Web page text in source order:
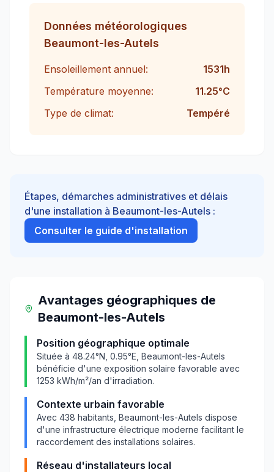
Données météorologiques
Beaumont-les-Autels
Ensoleillement annuel: 1531h
Température moyenne:
11.25°C
Type de climat:
Tempéré
Étapes, démarches administratives et délais
d'une installation à Beaumont-les-Autels :
Consulter le guide d'installation
Avantages géographiques de
Beaumont-les-Autels
Position géographique optimale
Située à 48.24°N, 0.95°E, Beaumont-les-Autels
bénéficie d'une exposition solaire favorable avec
1253 kWh/m²/an d'irradiation.
Contexte urbain favorable
Avec 438 habitants, Beaumont-les-Autels dispose
d'une infrastructure électrique moderne facilitant le
raccordement des installations solaires.
Réseau d'installateurs local